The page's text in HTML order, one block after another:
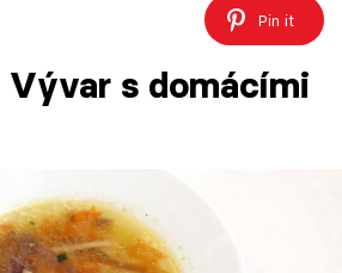
Pin it
s domácími